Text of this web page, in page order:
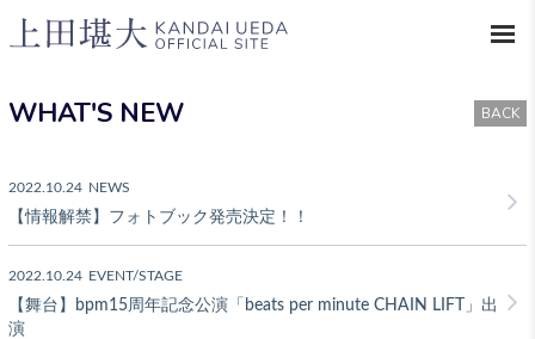
WHAT'S NEW BACK
2022.10.24 NEWS
【情報解禁】フォトブック発売決定！！
2022.10.24 EVENT/STAGE
【舞台】bpm15周年記念公演「beats per minute CHAIN LIFT」出
演